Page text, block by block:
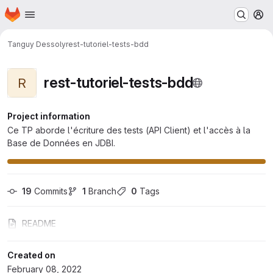
Skip to main content
Homepage
Tanguy Dessolyrest-tutoriel-tests-bdd
R rest-tutoriel-tests-bdd
Project information
Ce TP aborde l'écriture des tests (API Client) et l'accès à la
Base de Données en JDBI.
19 Commits 1 Branch 0 Tags
README
Created on
February 08, 2022